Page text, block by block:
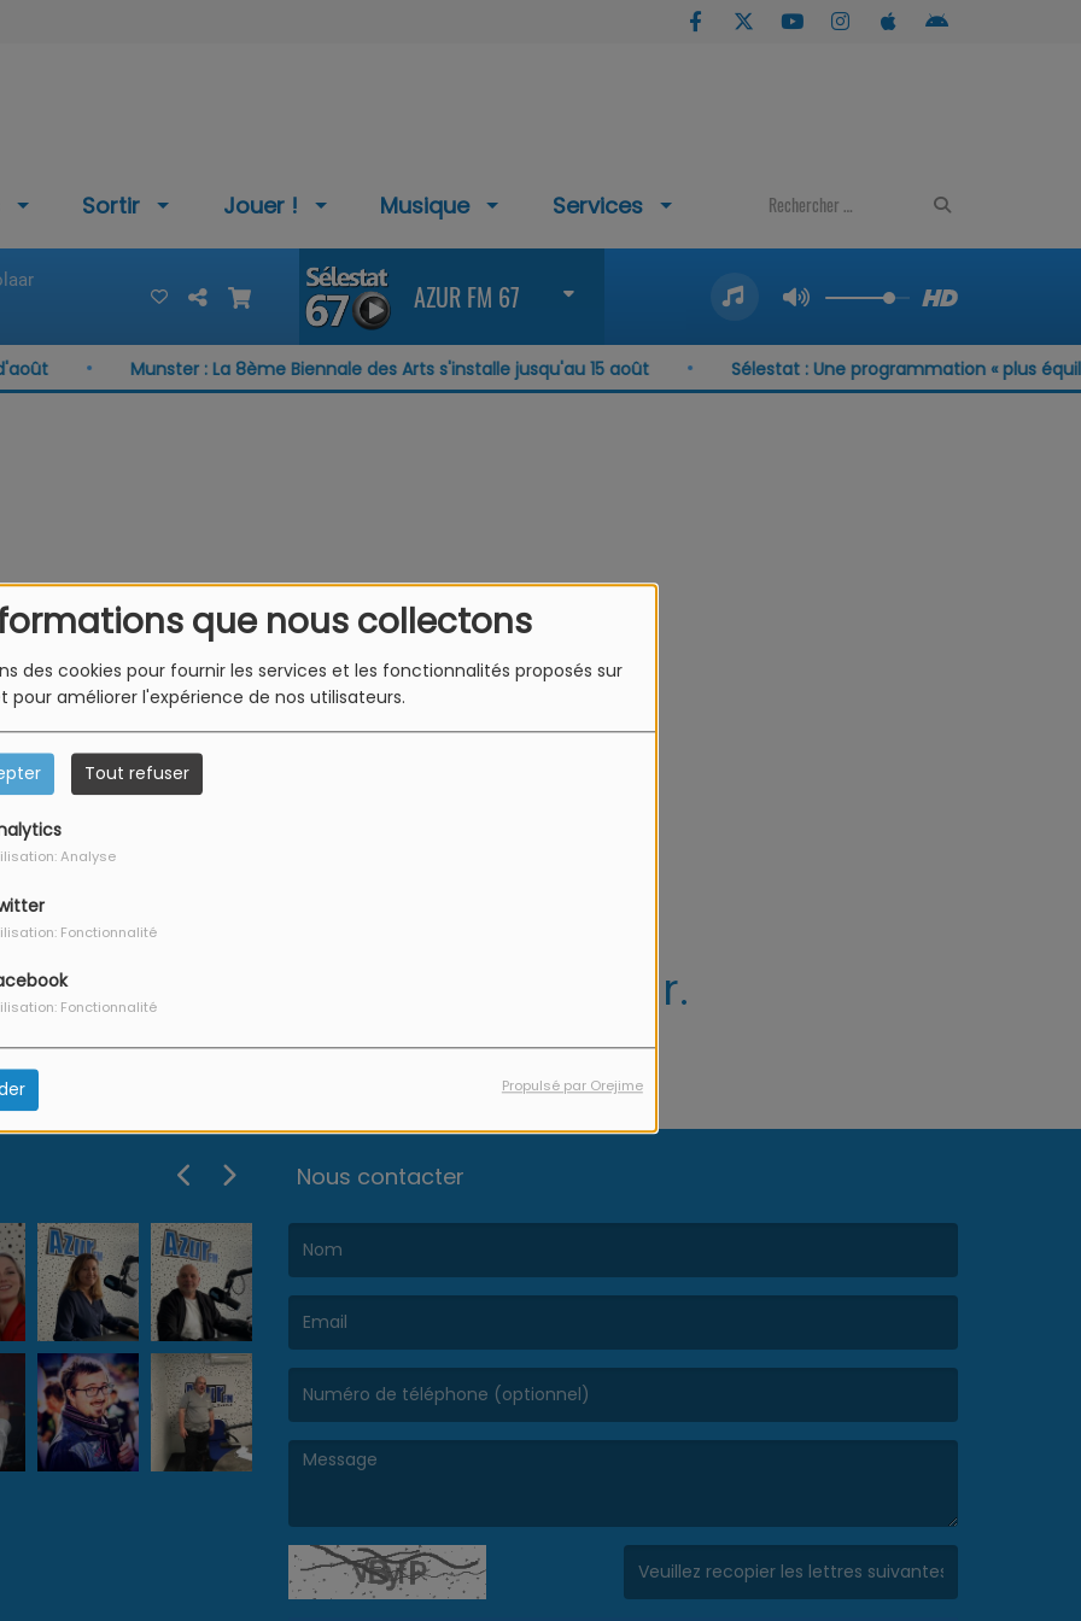
que nous collectons
des cookies pour fournir les services et les fonctionnalités proposés sur
pour améliorer l'expérience de nos utilisateurs.
Tout refuser
Analyse
Fonctionnalité
Fonctionnalité
Propulsé par Orejime
Sortir Jouer ! Musique Services
AZUR FM 67
Munster : La 8ème Biennale des Arts s'installe jusqu'au 15 août Sélestat : Une programmation « plus
avez rencontré une erreur.
que la page que vous recherchez n’existe plus.
Nous contacter